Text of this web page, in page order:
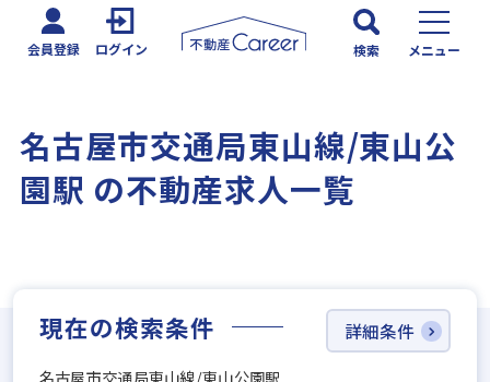
会員登録 ログイン 検索 メニュー
名古屋市交通局東山線/東山公
園駅 の不動産求人一覧
現在の検索条件
名古屋市交通局東山線/東山公園駅
詳細条件